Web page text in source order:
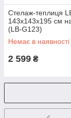
Стелаж-теплиця
143x143x195 см
(LB-G123)
Немає в наявності
2 599 ₴